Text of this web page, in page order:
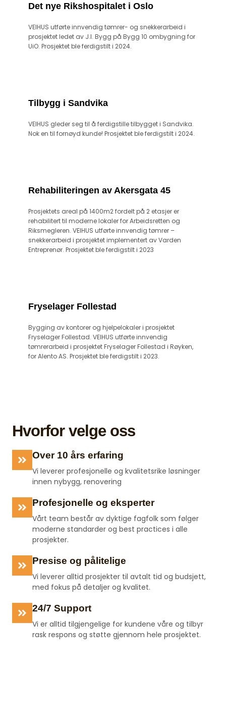
Det nye Rikshospitalet i Oslo
VEIHUS utførte innvendig tømrer- og snekkerarbeid i
prosjektet ledet av J.I. Bygg på Bygg 10 ombygning for
UiO. Prosjektet ble ferdigstilt i 2024.
Tilbygg i Sandvika
VEIHUS gleder seg til å ferdigstille tilbygget i Sandvika.
Nok en til fornøyd kunde! Prosjektet ble ferdigstilt i 2024.
Rehabiliteringen av Akersgata 45
Prosjektets areal på 1400m2 fordelt på 2 etasjer er
rehabilitert til moderne lokaler for Arbeidsretten og
Riksmegleren. VEIHUS utførte innvendig tømrer –
snekkerarbeid i prosjektet implementert av Varden
Entreprenør. Prosjektet ble ferdigstilt i 2023
Fryselager Follestad
Bygging av kontorer og hjelpelokaler i prosjektet
Fryselager Follestad. VEIHUS utførte innvendig
tømrerarbeid i prosjektet Fryselager Follestad i Røyken,
for Alento AS. Prosjektet ble ferdigstilt i 2023.
Hvorfor velge oss
Over 10 års erfaring
Vi leverer profesjonelle og kvalitetsrike løsninger
innen nybygg, renovering
Profesjonelle og eksperter
Vårt team består av dyktige fagfolk som følger
moderne standarder og best practices i alle
prosjekter.
Presise og pålitelige
Vi leverer alltid prosjekter til avtalt tid og budsjett,
med fokus på detaljer og kvalitet.
24/7 Support
Vi er alltid tilgjengelige for kundene våre og tilbyr
rask respons og støtte gjennom hele prosjektet.